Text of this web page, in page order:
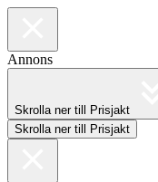
Annons
Skrolla ner till Prisjakt
Skrolla ner till Prisjakt